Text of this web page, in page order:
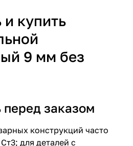
купить
9 мм без
перед заказом
конструкций часто
для деталей с